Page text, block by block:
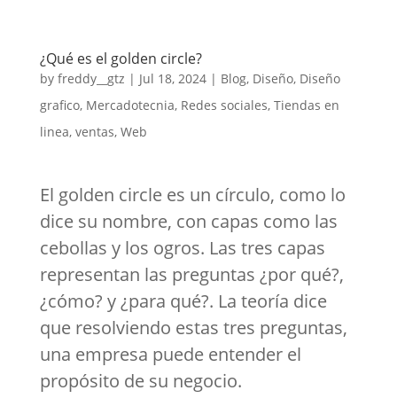
¿Qué es el golden circle?
by freddy__gtz | Jul 18, 2024| Blog, Diseño, Diseño
grafico, Mercadotecnia, Redes sociales, Tiendas en
linea, ventas, Web
El golden circle es un círculo, como lo
dice su nombre, con capas como las
cebollas y los ogros. Las tres capas
representan las preguntas ¿por qué?,
¿cómo? y ¿para qué?. La teoría dice
que resolviendo estas tres preguntas,
una empresa puede entender el
propósito de su negocio.